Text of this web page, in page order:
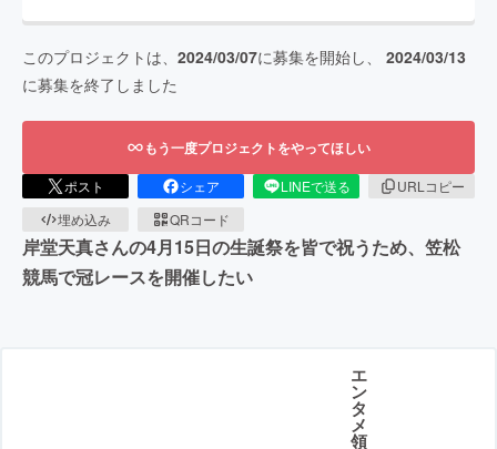
このプロジェクトは、 2024/03/07に募集を開始し、 2024/03/13
に募集を終了しました
もう一度プロジェクトをやってほしい
ポスト シェア LINEで送る
URLコピー
埋め込み
QRコード
岸堂天真さんの4月15日の生誕祭を皆で祝うため、笠松
競馬で冠レースを開催したい
エ
ン
タ
メ
領